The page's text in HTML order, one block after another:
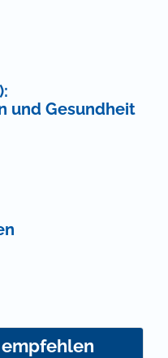
und Gesundheit